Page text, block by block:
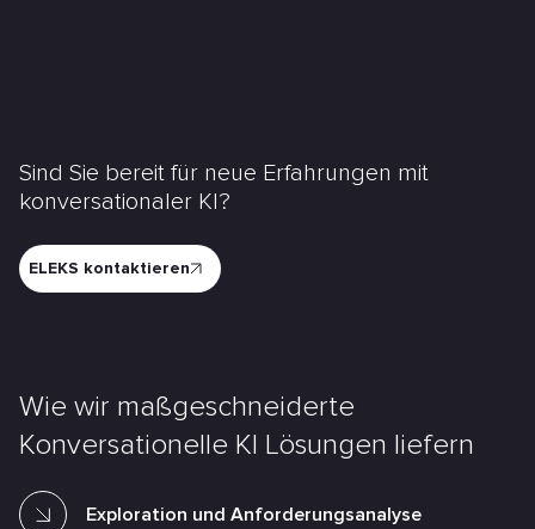
Sind Sie bereit für neue Erfahrungen mit
konversationaler KI?
ELEKS kontaktieren
Wie wir maßgeschneiderte
Konversationelle KI Lösungen liefern
Exploration und Anforderungsanalyse